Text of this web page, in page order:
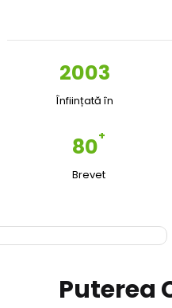
2003
Înființată în
80+
Brevet
Puterea